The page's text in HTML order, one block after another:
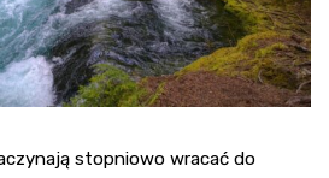
stopniowo wracać do